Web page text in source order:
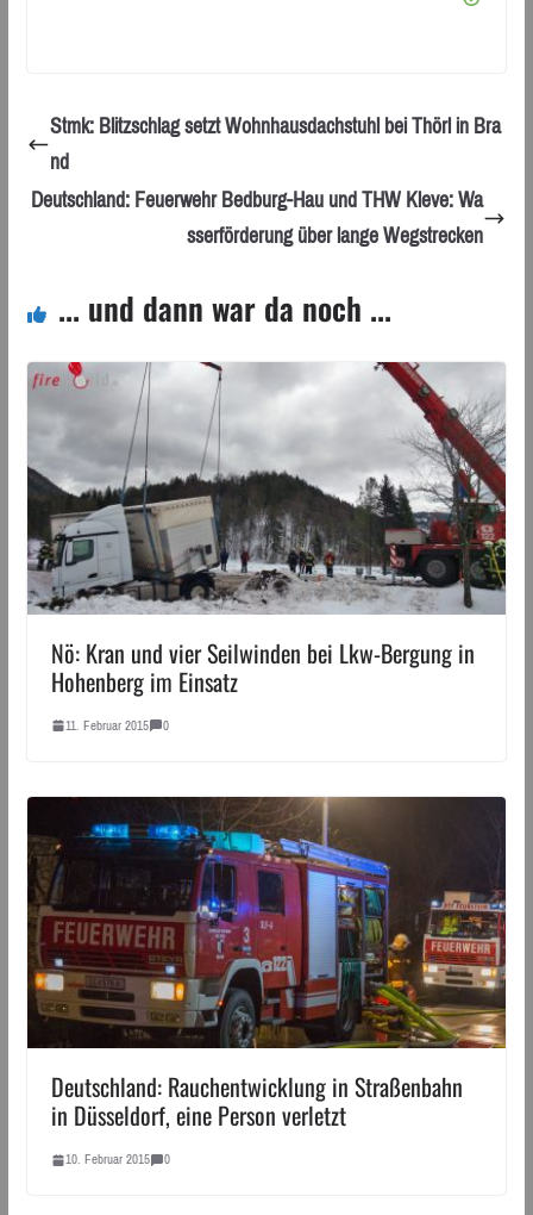
Stmk: Blitzschlag setzt Wohnhausdachstuhl bei Thörl in Bra
nd
Deutschland: Feuerwehr Bedburg-Hau und THW Kleve: Wa
sserförderung über lange Wegstrecken
... und dann war da noch ...
Nö: Kran und vier Seilwinden bei Lkw-Bergung in
Hohenberg im Einsatz
11. Februar 2015 0
Deutschland: Rauchentwicklung in Straßenbahn
in Düsseldorf, eine Person verletzt
10. Februar 2015 0